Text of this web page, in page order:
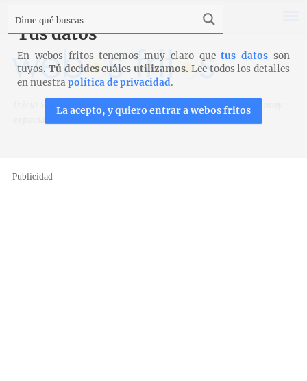
Viajar es aprender > Rutas por España
Un banco muy
especial en Cantabria
Publicidad
Tus datos
En webos fritos tenemos muy claro quetus datos son
tuyos. Tú decides cuáles utilizamos. Lee todos los detalles
en nuestrapolítica de privacidad.
La acepto, y quiero entrar a webos fritos